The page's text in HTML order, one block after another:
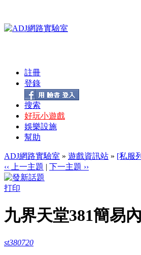
註冊
登錄
搜索
好玩小遊戲
娛樂設施
幫助
ADJ網路實驗室 » 遊戲資訊站 » [私服
‹‹ 上一主題 | 下一主題 ››
打印
九界天堂381簡易
st380720